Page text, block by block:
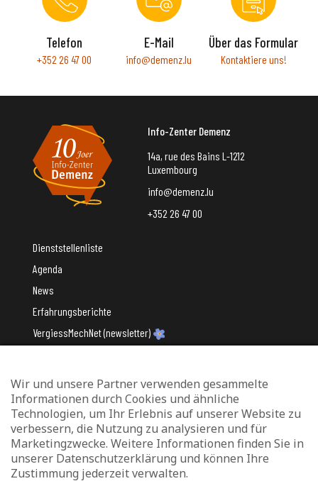
Telefon
+352 26 47 00
E-Mail
info@demenz.lu
Über das Formular
Kontaktiere uns!
Info-Zenter Demenz
14a, rue des Bains L-1212
Luxembourg
info@demenz.lu
+352 26 47 00
Dienststellenliste
Agenda
News
Erfahrungsberichte
VergiessMechNet (newsletter)
Mit Unterstützung des
Datenschutz und Verwaltung von Cookies
Wir und unsere Partner verwenden gesammelte
Informationen durch Cookies und ähnliche
Technologien, um Ihr Erlebnis auf unserer Website zu
verbessern, die Nutzung zu analysieren und für
Marketingzwecke. Weitere Informationen finden Sie in
unserer Datenschutzerklärung und können Ihre
Zustimmung jederzeit verwalten.